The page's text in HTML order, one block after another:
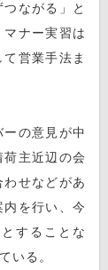
ながる」と
ナー実習は
営業手法ま
の意見が中
主近辺の会
せなどがあ
を行い、今
することな
いる。